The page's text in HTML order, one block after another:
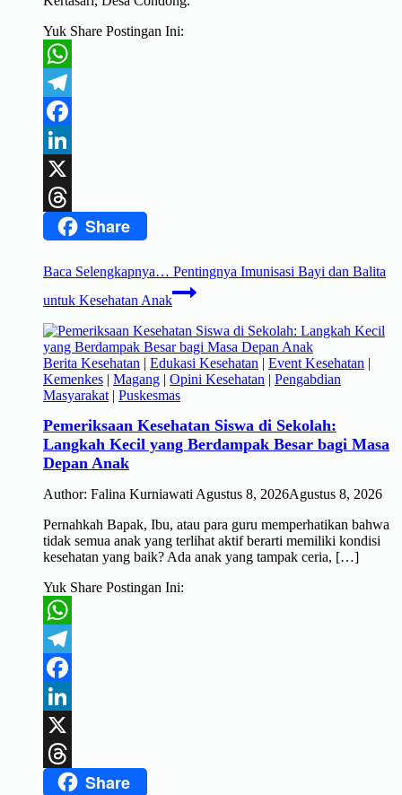
Yuk Share Postingan Ini:
WhatsApp
Telegram
Facebook
LinkedIn
X
ThreadsShare
Baca Selengkapnya… Pentingnya Imunisasi Bayi dan Balita
untuk Kesehatan Anak
Berita Kesehatan | Edukasi Kesehatan | Event Kesehatan |
Kemenkes | Magang | Opini Kesehatan | Pengabdian
Masyarakat | Puskesmas
Pemeriksaan Kesehatan Siswa di Sekolah:
Langkah Kecil yang Berdampak Besar bagi Masa
Depan Anak
Author: Falina Kurniawati Agustus 8, 2026Agustus 8, 2026
Pernahkah Bapak, Ibu, atau para guru memperhatikan bahwa
tidak semua anak yang terlihat aktif berarti memiliki kondisi
kesehatan yang baik? Ada anak yang tampak ceria, […]
Yuk Share Postingan Ini:
WhatsApp
Telegram
Facebook
LinkedIn
X
ThreadsShare